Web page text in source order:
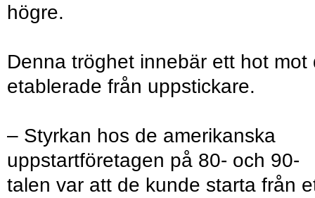
högre.
Denna tröghet innebär ett hot mot
etablerade från uppstickare.
– Styrkan hos de amerikanska
uppstartföretagen på 80- och 90-
talen var att de kunde starta från